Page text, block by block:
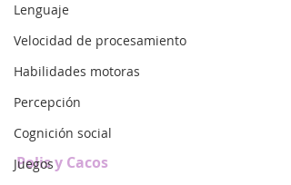
Lenguaje
Velocidad de procesamiento
Habilidades motoras
Percepción
Cognición social
Juegos
Polis y Cacos